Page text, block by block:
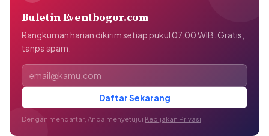
Buletin Eventbogor.com
Rangkuman harian dikirim setiap pukul 07.00 WIB. Gratis,
tanpa spam.
Alamat email
Daftar Sekarang
Dengan mendaftar, Anda menyetujui Kebijakan Privasi